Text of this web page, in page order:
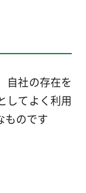
自社の存在を
してよく利用
ものです